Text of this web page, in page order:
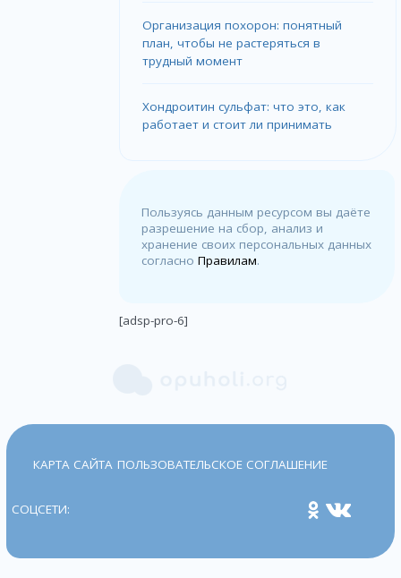
Организация похорон: понятный
план, чтобы не растеряться в
трудный момент
Хондроитин сульфат: что это, как
работает и стоит ли принимать
Пользуясь данным ресурсом вы даёте
разрешение на сбор, анализ и
хранение своих персональных данных
согласноПравилам.
[adsp-pro-6]
КАРТА САЙТА ПОЛЬЗОВАТЕЛЬСКОЕ СОГЛАШЕНИЕ
СОЦСЕТИ: